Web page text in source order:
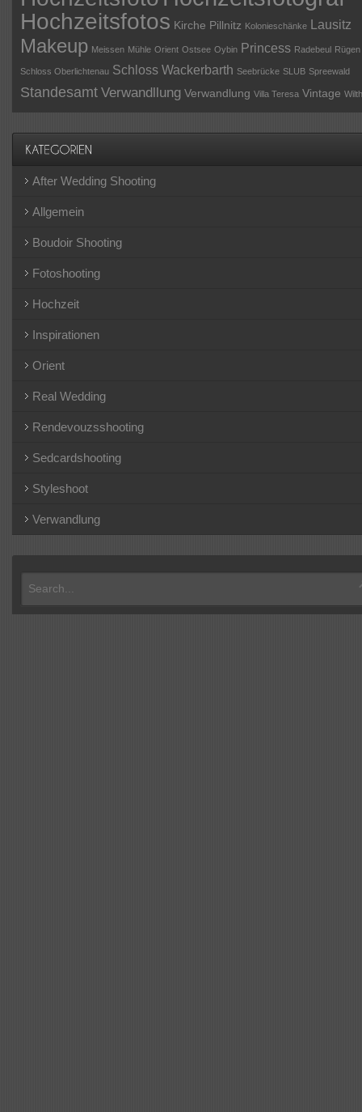
Hochzeitsfotos Kirche Pillnitz Kolonieschänke Lausitz
Makeup Meissen Mühle Orient Ostsee Oybin Princess Radebeul Rügen
Schloss Oberlichtenau Schloss Wackerbarth Seebrücke SLUB Spreewald
Standesamt Verwandllung Verwandlung Villa Teresa Vintage
After Wedding Shooting
Allgemein
Boudoir Shooting
Fotoshooting
Hochzeit
Inspirationen
Orient
Real Wedding
Rendevouzsshooting
Sedcardshooting
Styleshoot
Verwandlung